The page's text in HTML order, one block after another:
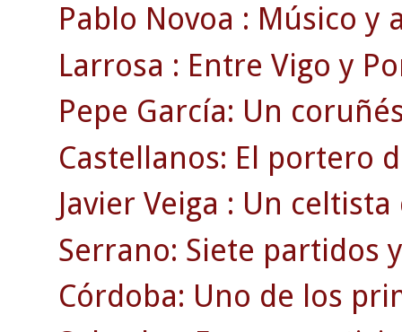
Pablo Novoa : Músico y
Larrosa : Entre Vigo y
Pepe García: Un
Castellanos: El portero
Javier Veiga : Un
Serrano: Siete partidos
Córdoba: Uno de los